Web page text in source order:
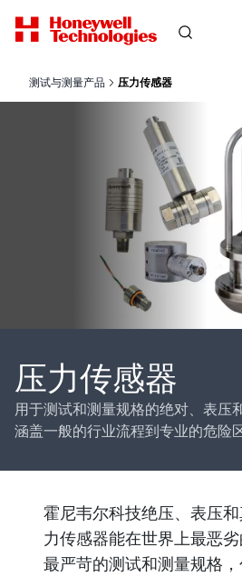
测试与测量产品 压力传感器
压力传感器
用于测试和测量规格的绝对、表压
涵盖一般的行业流程到专业的危险区
霍尼韦尔科技绝压、表压
力传感器能在世界上最恶
最严苛的测试和测量规格